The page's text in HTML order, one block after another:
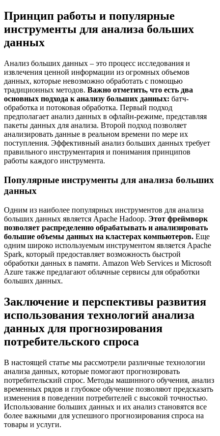
Принцип работы и популярные
инструменты для анализа больших
данных
Анализ больших данных – это процесс исследования и
извлечения ценной информации из огромных объемов
данных, которые невозможно обработать с помощью
традиционных методов. Важно отметить, что есть два
основных подхода к анализу больших данных: батч-
обработка и потоковая обработка. Первый подход
предполагает анализ данных в офлайн-режиме, представляя
пакеты данных для анализа. Второй подход позволяет
анализировать данные в реальном времени по мере их
поступления. Эффективный анализ больших данных требует
правильного инструментария и понимания принципов
работы каждого инструмента.
Популярные инструменты для анализа больших
данных
Одним из наиболее популярных инструментов для анализа
больших данных является Apache Hadoop. Этот фреймворк
позволяет распределенно обрабатывать и анализировать
большие объемы данных на кластерах компьютеров. Еще
одним широко используемым инструментом является Apache
Spark, который предоставляет возможность быстрой
обработки данных в памяти. Amazon Web Services и Microsoft
Azure также предлагают облачные сервисы для обработки
больших данных.
Заключение и перспективы развития
использования технологий анализа
данных для прогнозирования
потребительского спроса
В настоящей статье мы рассмотрели различные технологии
анализа данных, которые помогают прогнозировать
потребительский спрос. Методы машинного обучения, анализ
временных рядов и глубокое обучение позволяют предсказать
изменения в поведении потребителей с высокой точностью.
Использование больших данных и их анализ становятся все
более важными для успешного прогнозирования спроса на
товары и услуги.